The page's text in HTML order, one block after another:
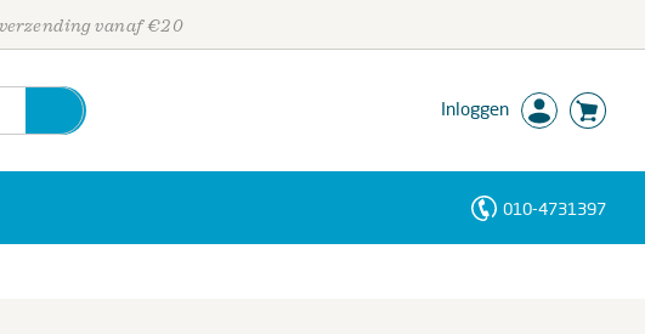
vanaf €20
Inloggen
010-4731397
Personen